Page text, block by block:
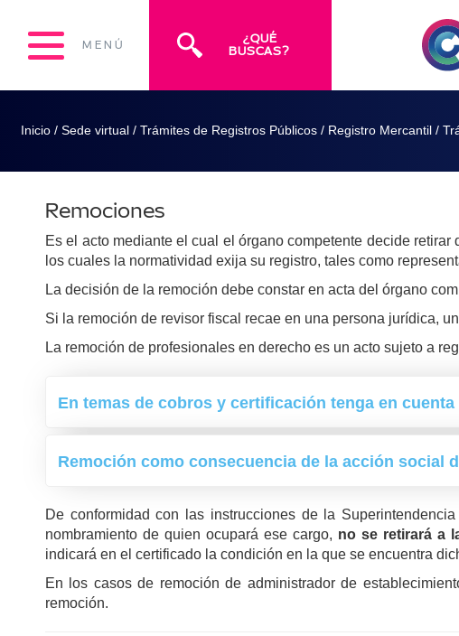
MENÚ
¿QUÉ
BUSCAS?
Inicio / Sede virtual / Trámites de Registros Públicos / Registro Mercantil /
Remociones
Es el acto mediante el cual el órgano competente decide
los cuales la normatividad exija su registro, tales como
La decisión de la remoción debe constar en acta del órgano
Si la remoción de revisor fiscal recae en una persona jurídica,
La remoción de profesionales en derecho es un acto sujeto a
En temas de cobros y certificación tenga en
Remoción como consecuencia de la acción social
De conformidad con las instrucciones de la
nombramiento de quien ocupará ese cargo, no se retirará a
indicará en el certificado la condición en la que se encuentra
En los casos de remoción de administrador de
remoción.